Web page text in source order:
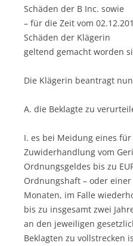
Schäden der B Inc. sowie
– für die Zeit vom
Schäden der Klägerin
geltend gemacht worden
Die Klägerin beantragt
A. die Beklagte zu
I. es bei Meidung eines
Zuwiderhandlung vom
Ordnungsgeldes bis zu
Ordnungshaft – oder
Monaten, im Falle
bis zu insgesamt zwei
an den jeweiligen
Beklagten zu vollstrecken